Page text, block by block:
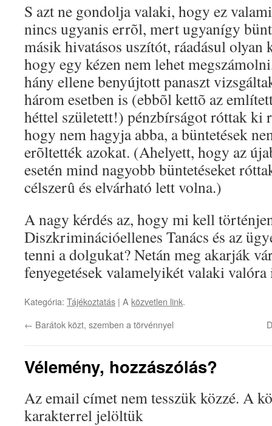
S azt ne gondolja valaki, hogy ez
nincs ugyanis errõl, mert ugyanígy
másik hivatásos uszítót, ráadásul
hogy egy kézen nem lehet
hány ellene benyújtott panaszt
három esetben is (ebbõl kettõ az
héttel született!) pénzbírságot róttak ki
hogy nem hagyja abba, a büntetések
erõltették azokat. (Ahelyett, hogy az
esetén mind nagyobb büntetéseket
célszerû és elvárható lett volna.)
A nagy kérdés az, hogy mi kell
Diszkriminációellenes Tanács és az
tenni a dolgukat? Netán meg akarják
fenyegetések valamelyikét valaki valóra
Kategória: Tájékoztatás | A közvetlen link.
← Barátok közt, szemben a törvénnyel
Vélemény, hozzászólás?
Az email címet nem tesszük közzé. A
karakterrel jelöltük